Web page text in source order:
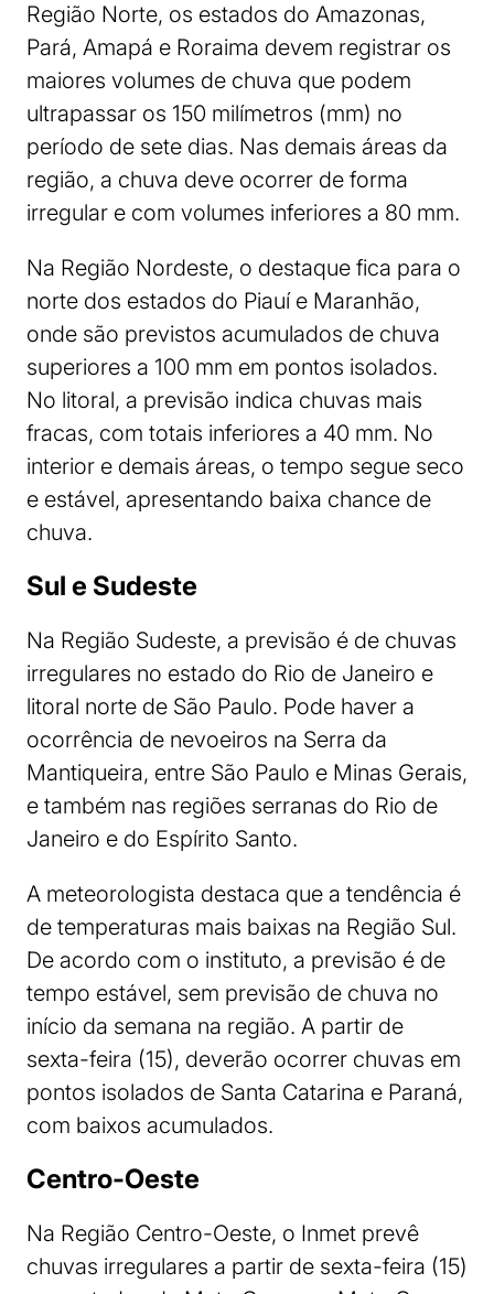
Região Norte, os estados do Amazonas,
Pará, Amapá e Roraima devem registrar os
maiores volumes de chuva que podem
ultrapassar os 150 milímetros (mm) no
período de sete dias. Nas demais áreas da
região, a chuva deve ocorrer de forma
irregular e com volumes inferiores a 80 mm.
Na Região Nordeste, o destaque fica para o
norte dos estados do Piauí e Maranhão,
onde são previstos acumulados de chuva
superiores a 100 mm em pontos isolados.
No litoral, a previsão indica chuvas mais
fracas, com totais inferiores a 40 mm. No
interior e demais áreas, o tempo segue seco
e estável, apresentando baixa chance de
chuva.
Sul e Sudeste
Na Região Sudeste, a previsão é de chuvas
irregulares no estado do Rio de Janeiro e
litoral norte de São Paulo. Pode haver a
ocorrência de nevoeiros na Serra da
Mantiqueira, entre São Paulo e Minas Gerais,
e também nas regiões serranas do Rio de
Janeiro e do Espírito Santo.
A meteorologista destaca que a tendência é
de temperaturas mais baixas na Região Sul.
De acordo com o instituto, a previsão é de
tempo estável, sem previsão de chuva no
início da semana na região. A partir de
sexta-feira (15), deverão ocorrer chuvas em
pontos isolados de Santa Catarina e Paraná,
com baixos acumulados.
Centro-Oeste
Na Região Centro-Oeste, o Inmet prevê
chuvas irregulares a partir de sexta-feira (15)